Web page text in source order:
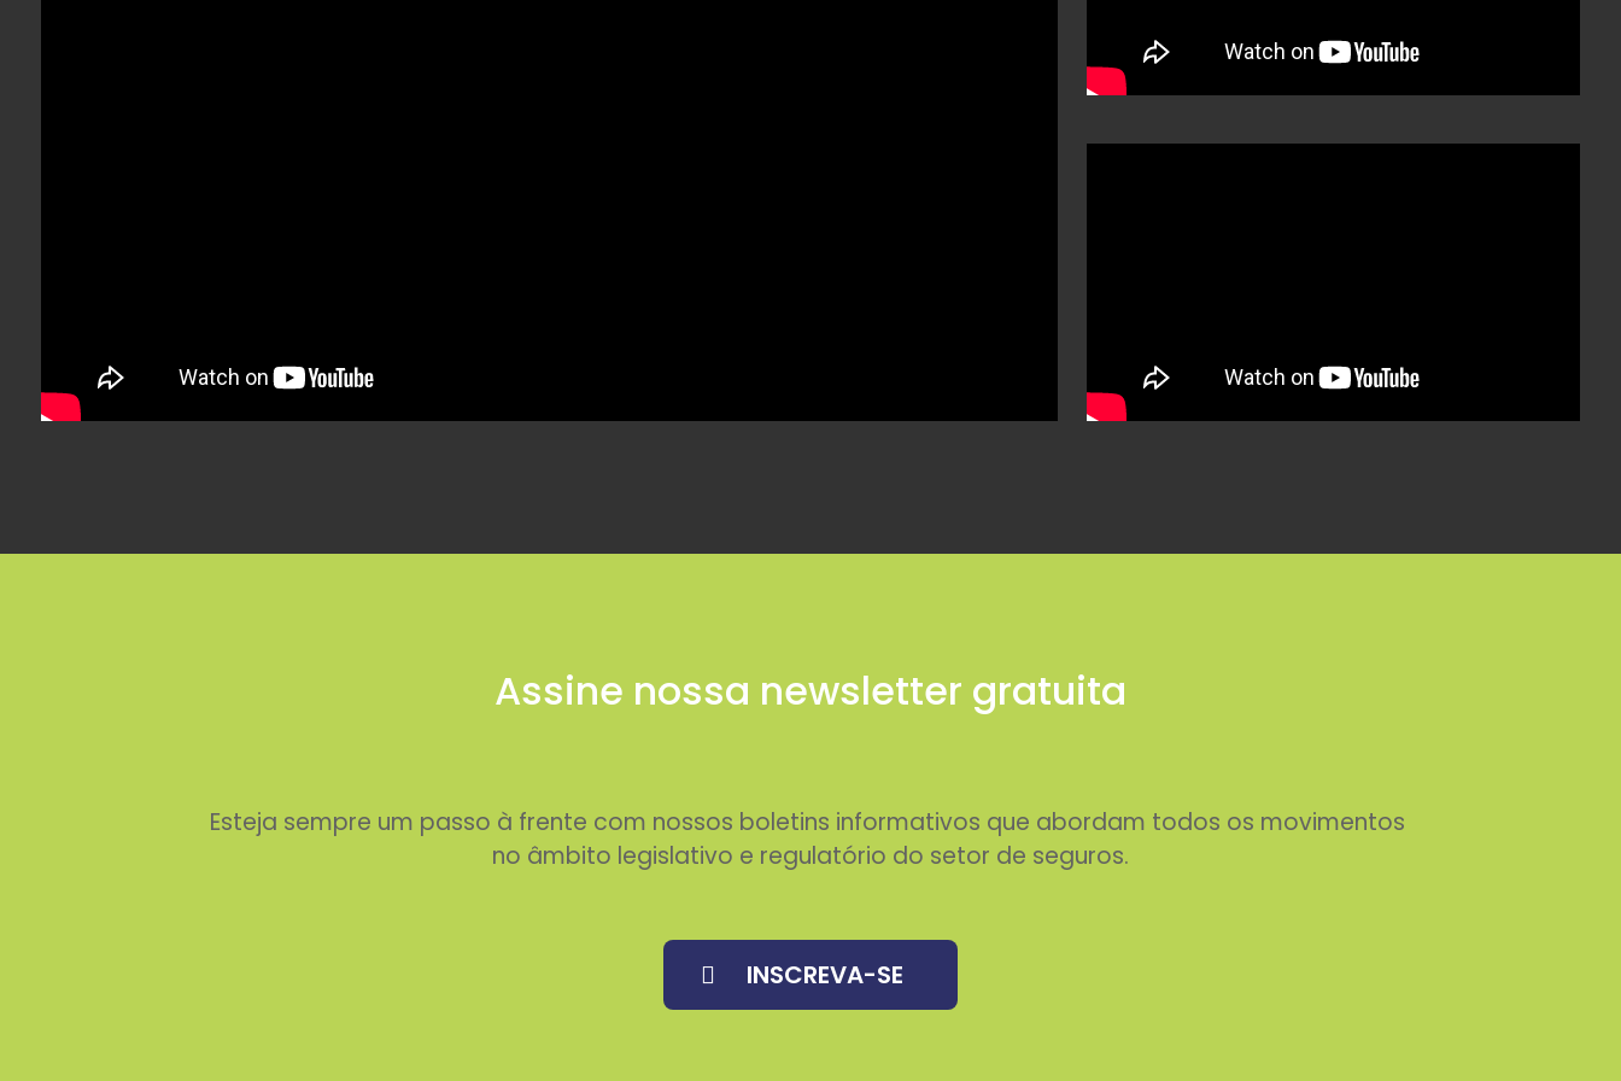
Assine nossa newsletter gratuita
Esteja sempre um passo à frente com nossos boletins informativos que abordam todos os movimentos
no âmbito legislativo e regulatório do setor de seguros.
INSCREVA-SE